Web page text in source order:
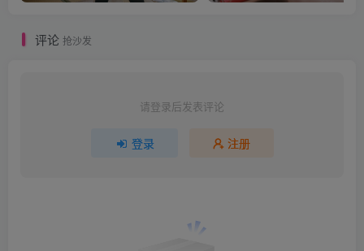
评论 抢沙发
请登录后发表评论
登录 注册